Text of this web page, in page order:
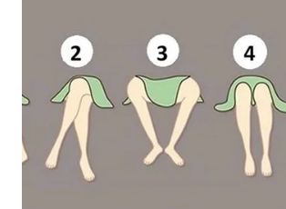
LIKUPANG
WN
LABUANBAJO
WN
BORNEO